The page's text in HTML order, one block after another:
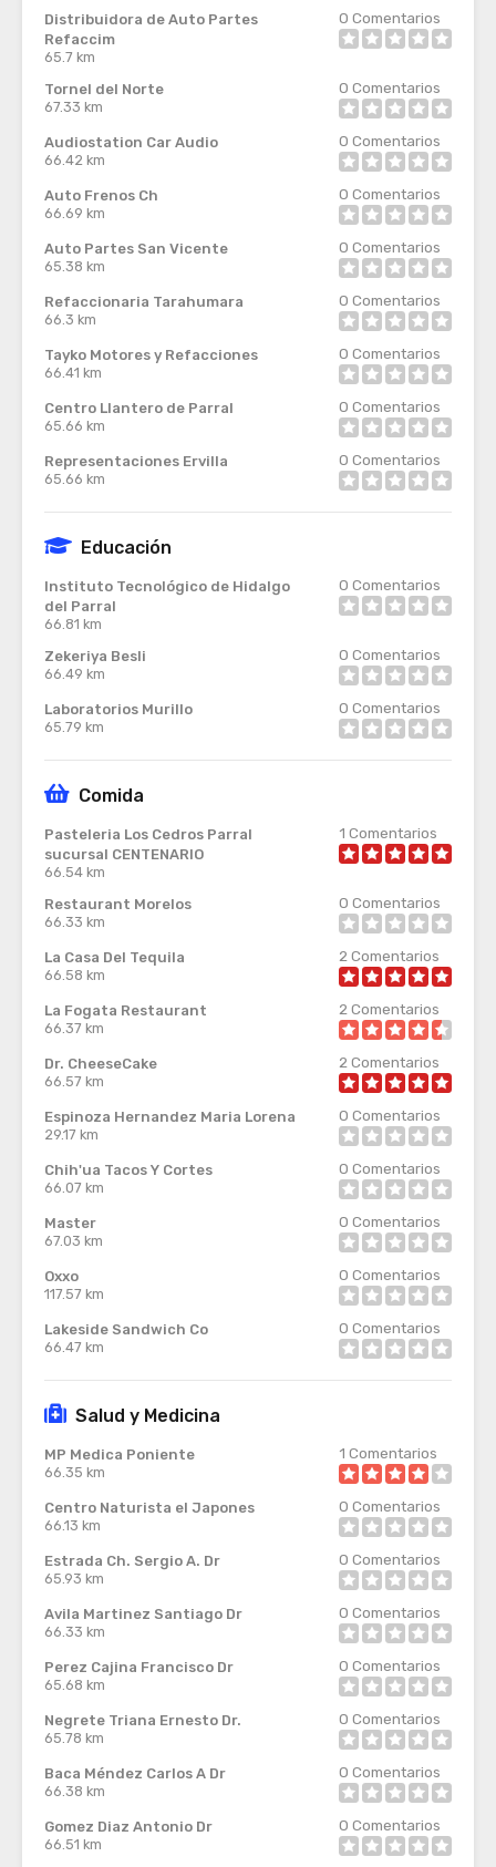
Distribuidora de Auto Partes
Refaccim
65.7 km
0 Comentarios
Tornel del Norte
67.33 km
0 Comentarios
Audiostation Car Audio
66.42 km
0 Comentarios
Auto Frenos Ch
66.69 km
0 Comentarios
Auto Partes San Vicente
65.38 km
0 Comentarios
Refaccionaria Tarahumara
66.3 km
0 Comentarios
Tayko Motores y Refacciones
66.41 km
0 Comentarios
Centro Llantero de Parral
65.66 km
0 Comentarios
Representaciones Ervilla
65.66 km
0 Comentarios
Educación
Instituto Tecnológico de Hidalgo
del Parral
66.81 km
0 Comentarios
Zekeriya Besli
66.49 km
0 Comentarios
Laboratorios Murillo
65.79 km
0 Comentarios
Comida
Pasteleria Los Cedros Parral
sucursal CENTENARIO
66.54 km
1 Comentarios
Restaurant Morelos
66.33 km
0 Comentarios
La Casa Del Tequila
66.58 km
2 Comentarios
La Fogata Restaurant
66.37 km
2 Comentarios
Dr. CheeseCake
66.57 km
2 Comentarios
Espinoza Hernandez Maria Lorena
29.17 km
0 Comentarios
Chih'ua Tacos Y Cortes
66.07 km
0 Comentarios
Master
67.03 km
0 Comentarios
Oxxo
117.57 km
0 Comentarios
Lakeside Sandwich Co
66.47 km
0 Comentarios
Salud y Medicina
MP Medica Poniente
66.35 km
1 Comentarios
Centro Naturista el Japones
66.13 km
0 Comentarios
Estrada Ch. Sergio A. Dr
65.93 km
0 Comentarios
Avila Martinez Santiago Dr
66.33 km
0 Comentarios
Perez Cajina Francisco Dr
65.68 km
0 Comentarios
Negrete Triana Ernesto Dr.
65.78 km
0 Comentarios
Baca Méndez Carlos A Dr
66.38 km
0 Comentarios
Gomez Diaz Antonio Dr
66.51 km
0 Comentarios